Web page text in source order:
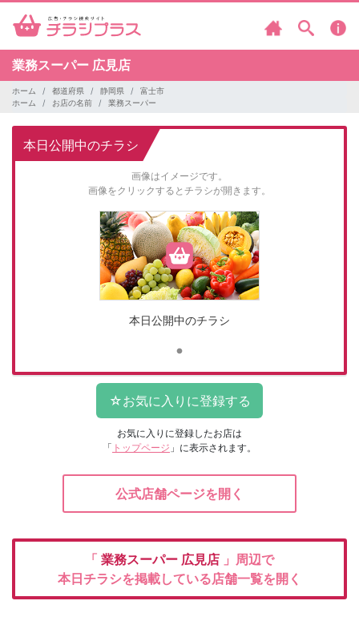
業務スーパー 広見店
ホーム 都道府県 静岡県
富士市
ホーム
お店の名前 業務スーパー
本日公開中のチラシ
画像はイメージです。
画像をクリックするとチラシが開きます。
本日公開中のチラシ
お気に入りに登録したお店は
「 トップページ 」に表示されます。
公式店舗ページを開く
「 業務スーパー 広見店 」周辺で
本日チラシを掲載している店舗一覧を開く